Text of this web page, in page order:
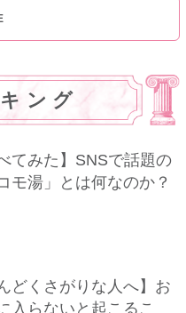
ング
てみた】SNSで話題の
モ湯」とは何なのか？
どくさがりな人へ】お
入らないと起こるこ